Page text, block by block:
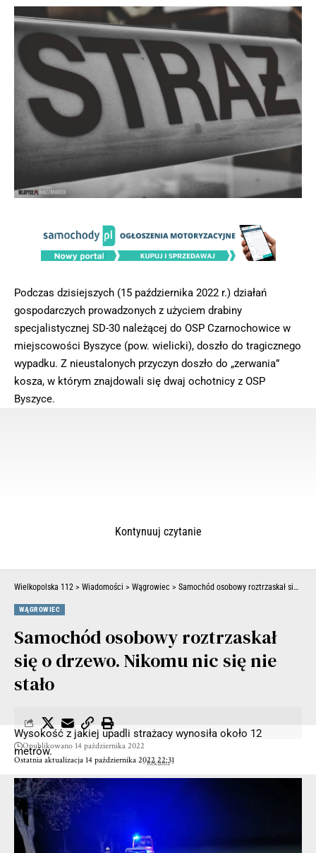
Podczas dzisiejszych (15 października 2022 r.) działań
gospodarczych prowadzonych z użyciem drabiny
specjalistycznej SD-30 należącej do OSP Czarnochowice w
miejscowości Byszyce (pow. wielicki), doszło do tragicznego
wypadku. Z nieustalonych przyczyn doszło do „zerwania”
kosza, w którym znajdowali się dwaj ochotnicy z OSP
Byszyce.
Wysokość z jakiej upadli strażacy wynosiła około 12
metrów.
- Reklama -
Kontynuuj czytanie
Wielkopolska 112 > Wiadomości > Wągrowiec > Samochód osobowy roztrzaskał się o drzewo. Nikomu nic się nie stało
WĄGROWIEC
Samochód osobowy roztrzaskał
się o drzewo. Nikomu nic się nie
stało
Ostatnia aktualizacja 14 października 2022 22:31
Opublikowano 14 października 2022